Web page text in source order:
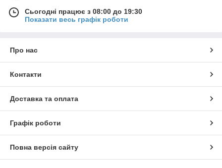
Сьогодні працює з 08:00 до 19:30
Показати весь графік роботи
Про нас
Контакти
Доставка та оплата
Графік роботи
Повна версія сайту